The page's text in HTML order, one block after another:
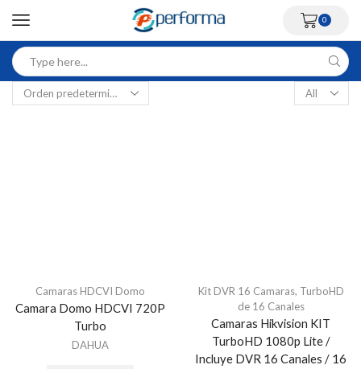
0
Camaras HDCVI Domo
Camara Domo HDCVI 720P
Turbo
DAHUA
Kit DVR 16 Camaras, TurboHD
de 16 Canales
Camaras Hikvision KIT
TurboHD 1080p Lite /
Incluye DVR 16 Canales / 16